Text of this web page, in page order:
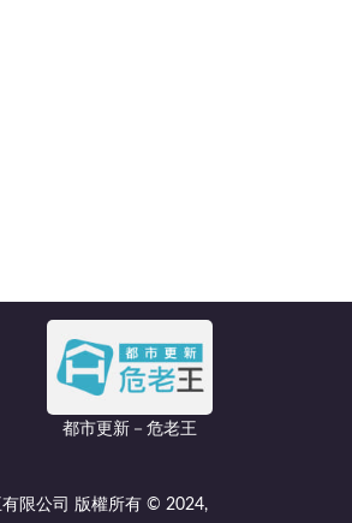
都市更新－危老王
有限公司 版權所有 © 2024,